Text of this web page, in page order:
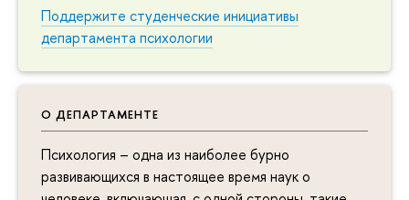
Поддержите студенческие инициативы
департамента психологии
О ДЕПАРТАМЕНТЕ
Психология – одна из наиболее бурно
развивающихся в настоящее время наук о